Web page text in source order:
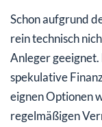
Schon aufgrund
rein technisch
Anleger geeignet.
spekulative
eignen Optionen
regelmäßigen